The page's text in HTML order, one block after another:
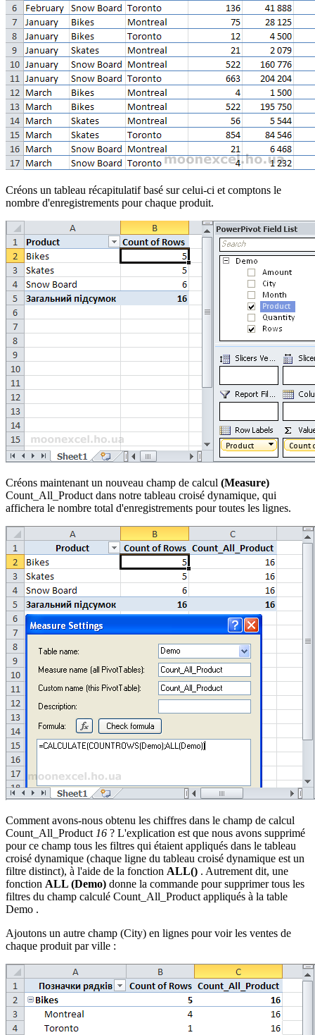
Créons un tableau récapitulatif basé sur celui-ci et comptons le
nombre d'enregistrements pour chaque produit.
Créons maintenant un nouveau champ de calcul (Measure)
Count_All_Product dans notre tableau croisé dynamique, qui
affichera le nombre total d'enregistrements pour toutes les lignes.
Comment avons-nous obtenu les chiffres dans le champ de calcul
Count_All_Product 16 ? L'explication est que nous avons supprimé
pour ce champ tous les filtres qui étaient appliqués dans le tableau
croisé dynamique (chaque ligne du tableau croisé dynamique est un
filtre distinct), à l'aide de la fonction ALL() . Autrement dit, une
fonction ALL (Demo) donne la commande pour supprimer tous les
filtres du champ calculé Count_All_Product appliqués à la table
Demo .
Ajoutons un autre champ (City) en lignes pour voir les ventes de
chaque produit par ville :